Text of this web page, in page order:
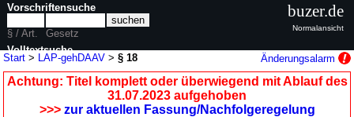
Start > LAP-gehDAAV >§ 18 Änderungsalarm
Achtung: Titel komplett oder überwiegend mit Ablauf des
31.07.2023 aufgehoben
>>> zur aktuellen Fassung/Nachfolgeregelung
Vorschriftensuche
§ / Art.
Gesetz
Volltextsuche
nur in LAP-gehDAAV
buzer.de
Normalansicht